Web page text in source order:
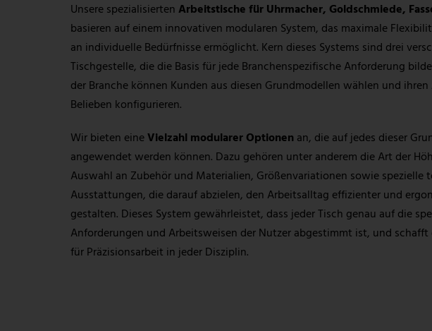
Unsere spezialisiertenArbeitstische für Uhrmacher, Goldschmiede,
basieren auf einem innovativen modularen System, das maximale
an individuelle Bedürfnisse ermöglicht. Kern dieses Systems sind drei
Tischgestelle, die die Basis für jede Branchenspezifische Anforderung
der Branche können Kunden aus diesen Grundmodellen wählen und
Belieben konfigurieren.
Wir bieten eineVielzahl modularer Optionen an, die auf jedes dieser
angewendet werden können. Dazu gehören unter anderem die Art der
Auswahl an Zubehör und Materialien, Größenvariationen sowie spezielle
Ausstattungen, die darauf abzielen, den Arbeitsalltag effizienter und
gestalten. Dieses System gewährleistet, dass jeder Tisch genau auf die
Anforderungen und Arbeitsweisen der Nutzer abgestimmt ist, und schafft
für Präzisionsarbeit in jeder Disziplin.